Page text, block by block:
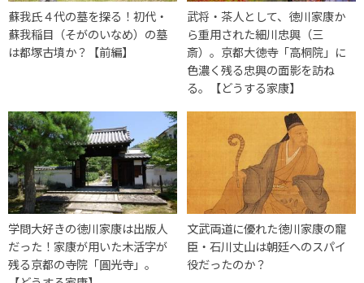
蘇我氏４代の墓を探る！初代・
蘇我稲目（そがのいなめ）の墓
は都塚古墳か？【前編】
武将・茶人として、徳川家康か
ら重用された細川忠興（三
斎）。京都大徳寺「高桐院」に
色濃く残る忠興の面影を訪ね
る。【どうする家康】
学問大好きの徳川家康は出版人
だった！家康が用いた木活字が
残る京都の寺院「圓光寺」。
文武両道に優れた徳川家康の寵
臣・石川丈山は朝廷へのスパイ
役だったのか？